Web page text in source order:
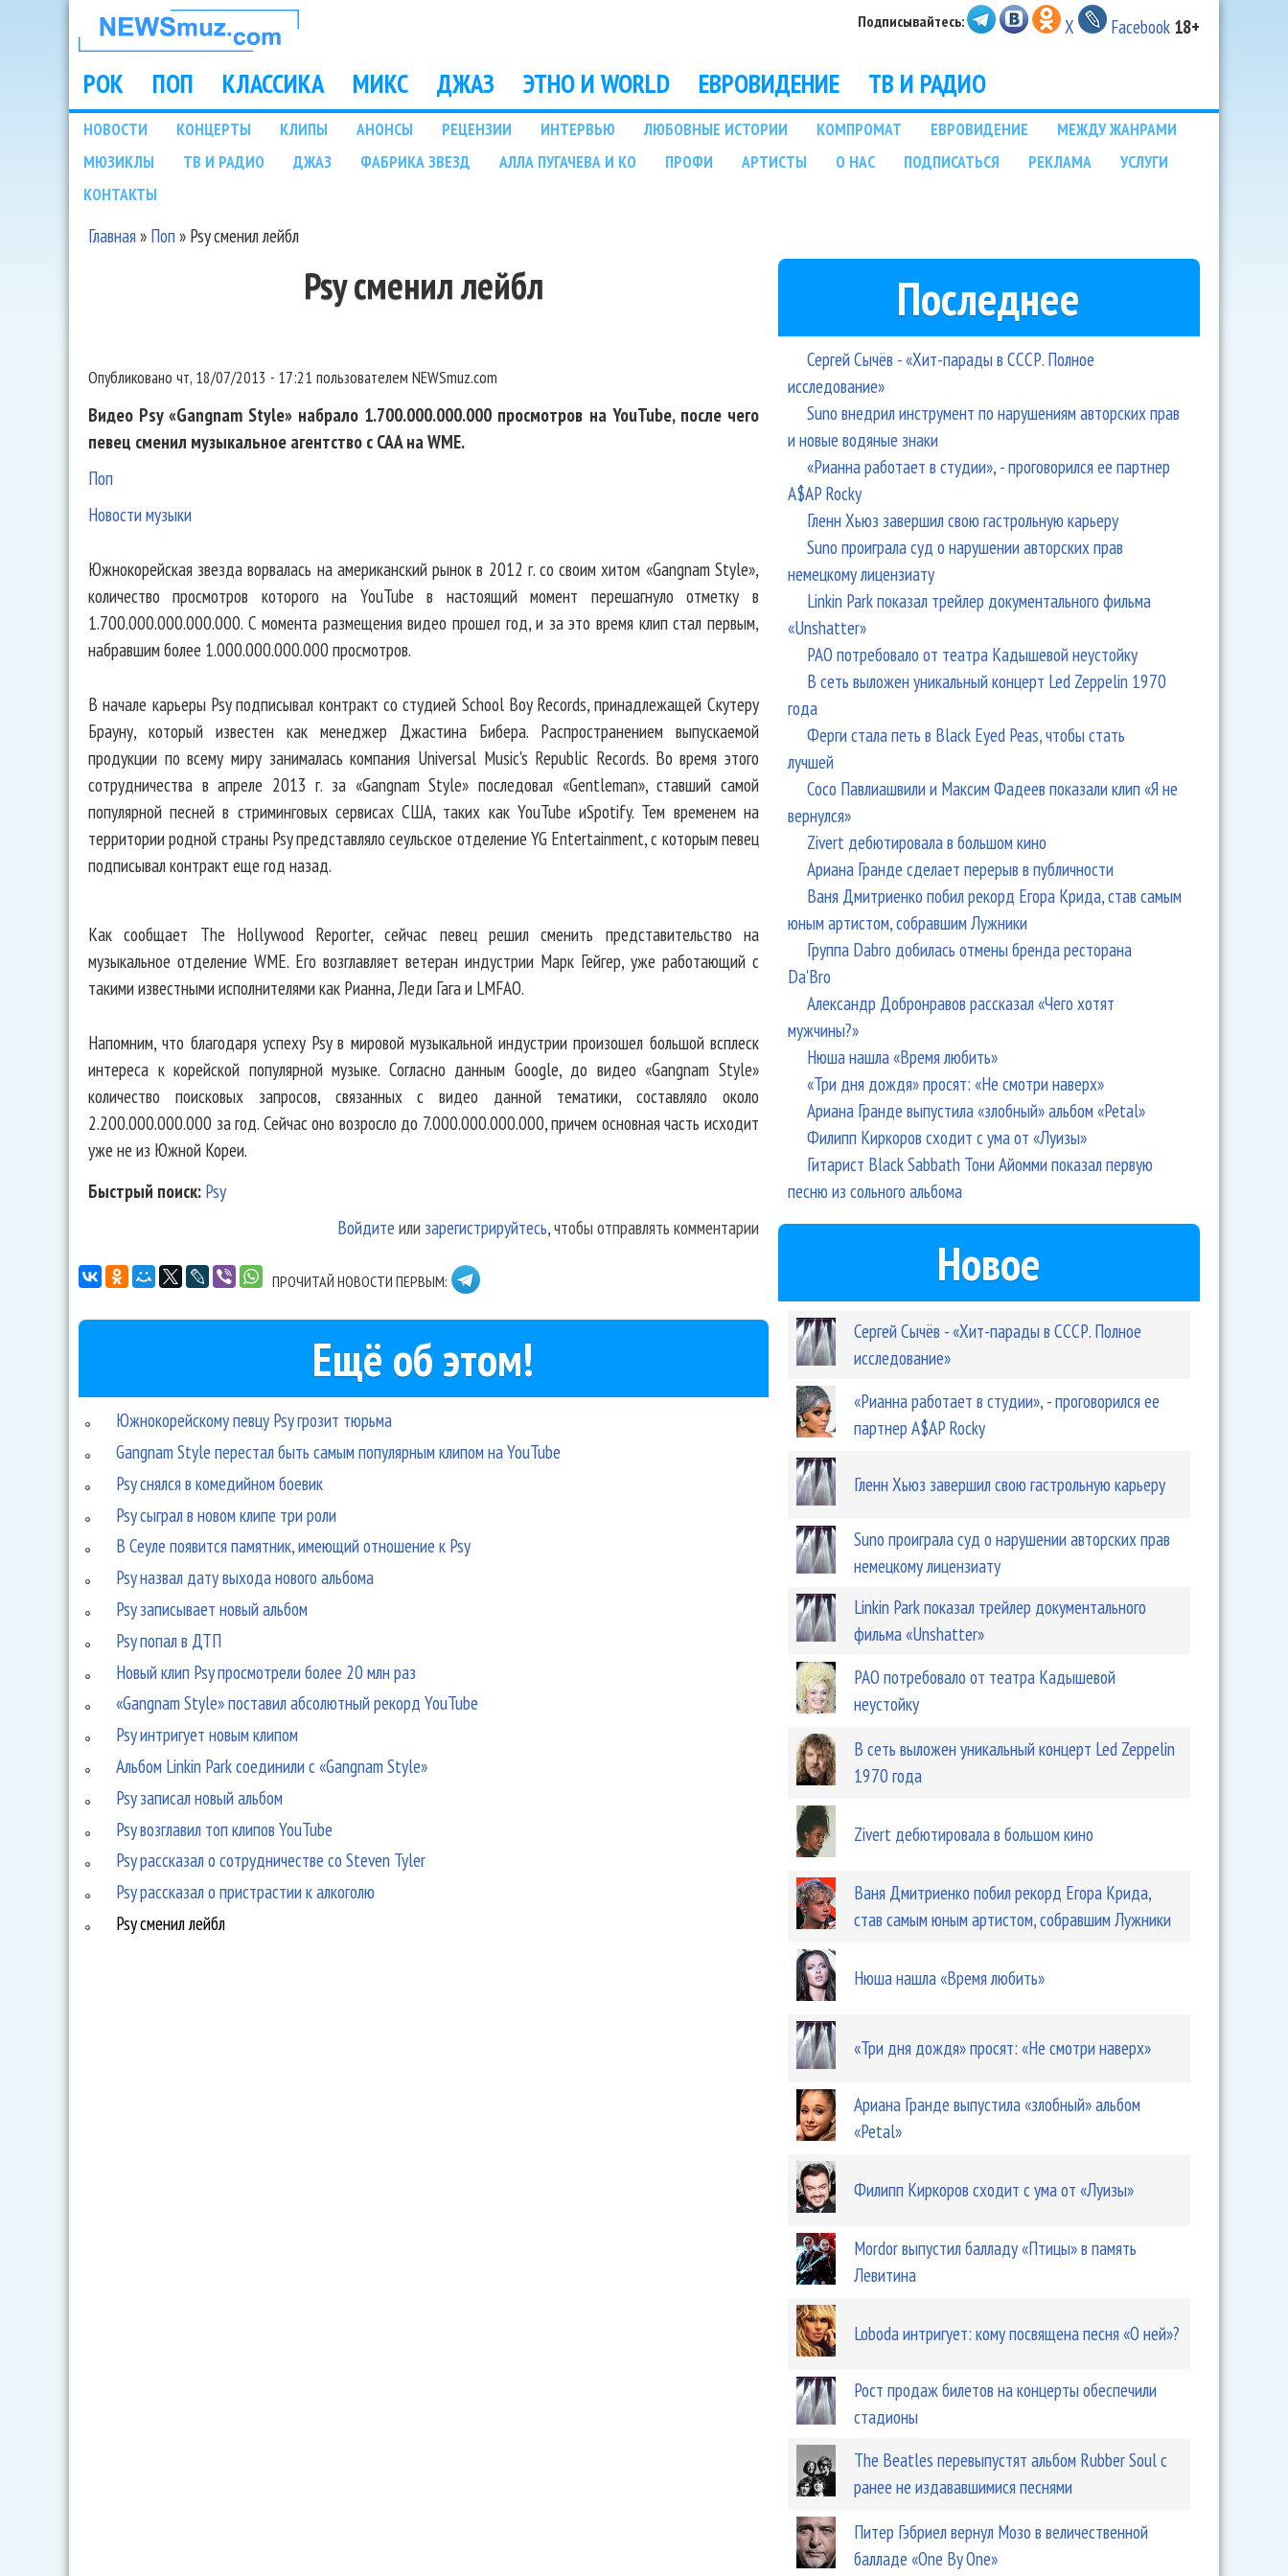
НОВОСТИ
МУЗЫКИ И
ШОУ БИЗНЕСА
NEWSMUZ.COM
Подписывайтесь: X Facebook 18+
Main menu
РОК ПОП КЛАССИКА МИКС ДЖАЗ ЭТНО И WORLD ЕВРОВИДЕНИЕ ТВ И РАДИО
Подразделы
НОВОСТИ КОНЦЕРТЫ КЛИПЫ АНОНСЫ РЕЦЕНЗИИ ИНТЕРВЬЮ ЛЮБОВНЫЕ ИСТОРИИ КОМПРОМАТ ЕВРОВИДЕНИЕ
МЕЖДУ ЖАНРАМИ
МЮЗИКЛЫ
ТВ И РАДИО ДЖАЗ ФАБРИКА ЗВЕЗД АЛЛА ПУГАЧЕВА И КО ПРОФИ АРТИСТЫ О НАС ПОДПИСАТЬСЯ РЕКЛАМА
УСЛУГИ
КОНТАКТЫ
Главная» Поп» Psy сменил лейбл
Psy сменил лейбл
Опубликовано чт, 18/07/2013 - 17:21 пользователем NEWSmuz.com
Видео Psy «Gangnam Style» набрало 1.700.000.000.000 просмотров на YouTube, после чего
певец сменил музыкальное агентство с CAA на WME.
Поп
Новости музыки
Южнокорейская звезда ворвалась на американский рынок в 2012 г. со своим хитом «Gangnam Style»,
количество просмотров которого на YouTube в настоящий момент перешагнуло отметку в
1.700.000.000.000.000. С момента размещения видео прошел год, и за это время клип стал первым,
набравшим более 1.000.000.000.000 просмотров.
В начале карьеры Psy подписывал контракт со студией School Boy Records, принадлежащей Скутеру
Брауну, который известен как менеджер Джастина Бибера. Распространением выпускаемой
продукции по всему миру занималась компания Universal Music's Republic Records. Во время этого
сотрудничества в апреле 2013 г. за «Gangnam Style» последовал «Gentleman», ставший самой
популярной песней в стриминговых сервисах США, таких как YouTube иSpotify. Тем временем на
территории родной страны Psy представляло сеульское отделение YG Entertainment, с которым певец
подписывал контракт еще год назад.
Как сообщает The Hollywood Reporter, сейчас певец решил сменить представительство на
музыкальное отделение WME. Его возглавляет ветеран индустрии Марк Гейгер, уже работающий с
такими известными исполнителями как Рианна, Леди Гага и LMFAO.
Напомним, что благодаря успеху Psy в мировой музыкальной индустрии произошел большой всплеск
интереса к корейской популярной музыке. Согласно данным Google, до видео «Gangnam Style»
количество поисковых запросов, связанных с видео данной тематики, составляло около
2.200.000.000.000 за год. Сейчас оно возросло до 7.000.000.000.000, причем основная часть исходит
уже не из Южной Кореи.
Быстрый поиск: Psy
Войдите или зарегистрируйтесь, чтобы отправлять комментарии
ПРОЧИТАЙ НОВОСТИ ПЕРВЫМ:
Ещё об этом!
Южнокорейскому певцу Psy грозит тюрьма
Gangnam Style перестал быть самым популярным клипом на YouTube
Psy снялся в комедийном боевик
Psy сыграл в новом клипе три роли
В Сеуле появится памятник, имеющий отношение к Psy
Psy назвал дату выхода нового альбома
Psy записывает новый альбом
Psy попал в ДТП
Новый клип Psy просмотрели более 20 млн раз
«Gangnam Style» поставил абсолютный рекорд YouTube
Psy интригует новым клипом
Альбом Linkin Park соединили с «Gangnam Style»
Psy записал новый альбом
Psy возглавил топ клипов YouTube
Psy рассказал о сотрудничестве со Steven Tyler
Psy рассказал о пристрастии к алкоголю
Psy сменил лейбл
Последнее
Сергей Сычёв - «Хит-парады в СССР. Полное
исследование»
Suno внедрил инструмент по нарушениям авторских прав
и новые водяные знаки
«Рианна работает в студии», - проговорился ее партнер
A$AP Rocky
Гленн Хьюз завершил свою гастрольную карьеру
Suno проиграла суд о нарушении авторских прав
немецкому лицензиату
Linkin Park показал трейлер документального фильма
«Unshatter»
РАО потребовало от театра Кадышевой неустойку
В сеть выложен уникальный концерт Led Zeppelin 1970
года
Ферги стала петь в Black Eyed Peas, чтобы стать
лучшей
Сосо Павлиашвили и Максим Фадеев показали клип «Я не
вернулся»
Zivert дебютировала в большом кино
Ариана Гранде сделает перерыв в публичности
Ваня Дмитриенко побил рекорд Егора Крида, став самым
юным артистом, собравшим Лужники
Группа Dabro добилась отмены бренда ресторана
Da'Bro
Александр Добронравов рассказал «Чего хотят
мужчины?»
Нюша нашла «Время любить»
«Три дня дождя» просят: «Не смотри наверх»
Ариана Гранде выпустила «злобный» альбом «Petal»
Филипп Киркоров сходит с ума от «Луизы»
Гитарист Black Sabbath Тони Айомми показал первую
песню из сольного альбома
Новое
Сергей Сычёв - «Хит-парады в СССР. Полное
исследование»
«Рианна работает в студии», - проговорился ее
партнер A$AP Rocky
Гленн Хьюз завершил свою гастрольную карьеру
Suno проиграла суд о нарушении авторских прав
немецкому лицензиату
Linkin Park показал трейлер документального
фильма «Unshatter»
РАО потребовало от театра Кадышевой
неустойку
В сеть выложен уникальный концерт Led Zeppelin
1970 года
Zivert дебютировала в большом кино
Ваня Дмитриенко побил рекорд Егора Крида,
став самым юным артистом, собравшим Лужники
Нюша нашла «Время любить»
«Три дня дождя» просят: «Не смотри наверх»
Ариана Гранде выпустила «злобный» альбом
«Petal»
Филипп Киркоров сходит с ума от «Луизы»
Mordor выпустил балладу «Птицы» в память
Левитина
Loboda интригует: кому посвящена песня «О ней»?
Рост продаж билетов на концерты обеспечили
стадионы
The Beatles перевыпустят альбом Rubber Soul с
ранее не издававшимися песнями
Питер Гэбриел вернул Мозо в величественной
балладе «One By One»